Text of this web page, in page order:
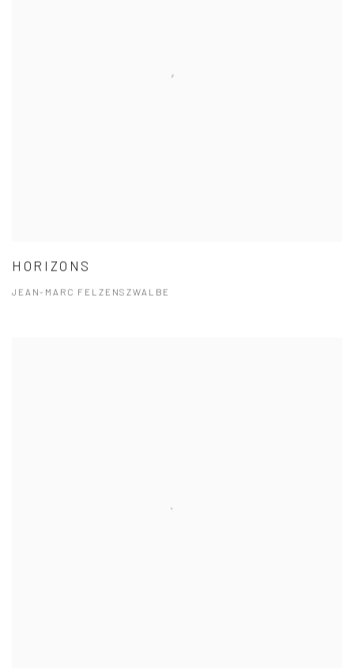
HORIZONS
JEAN-MARC FELZENSZWALBE